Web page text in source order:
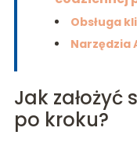
Obsługa
Narzędzia
Jak założyć
po kroku?